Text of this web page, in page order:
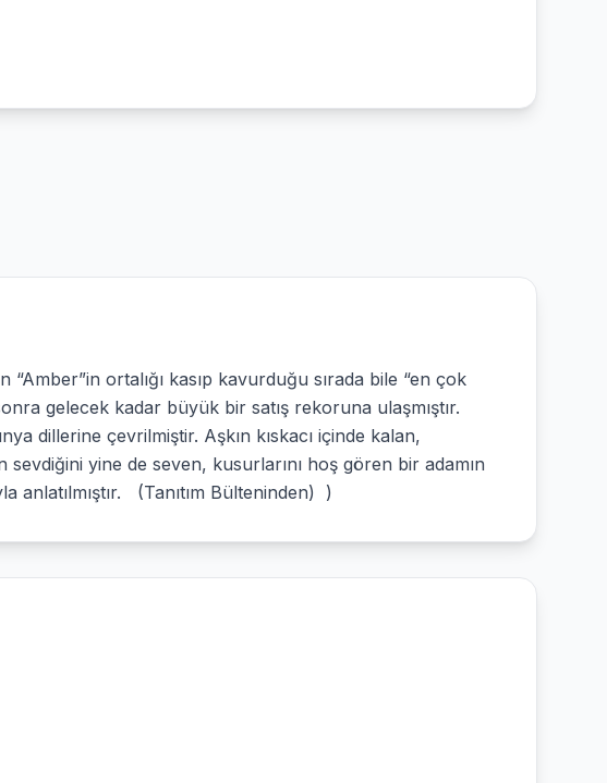
“Amber”in ortalığı kasıp kavurduğu sırada bile “en çok
gelecek kadar büyük bir satış rekoruna ulaşmıştır.
dillerine çevrilmiştir. Aşkın kıskacı içinde kalan,
sevdiğini yine de seven, kusurlarını hoş gören bir adamın
anlatılmıştır. (Tanıtım Bülteninden) )